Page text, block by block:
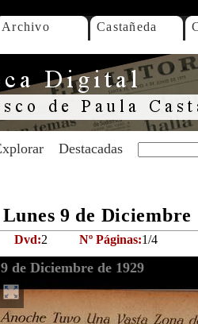
Archivo Castañeda
Destacadas
9 de Diciembre
Dvd:2 Nº Páginas:1/4
de Diciembre de 1929